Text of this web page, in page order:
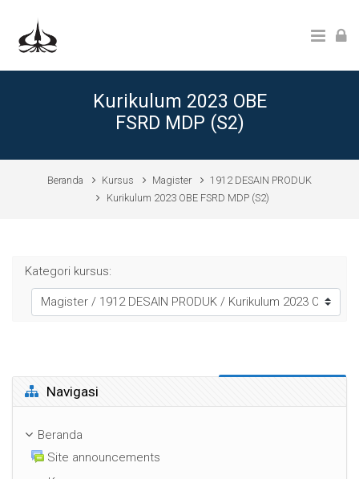
Kurikulum 2023 OBE
FSRD MDP (S2)
Beranda Kursus Magister
1912 DESAIN PRODUK
Kurikulum 2023 OBE FSRD MDP (S2)
Kategori kursus:
Abaikan Navigasi
Navigasi
Beranda
Site announcements